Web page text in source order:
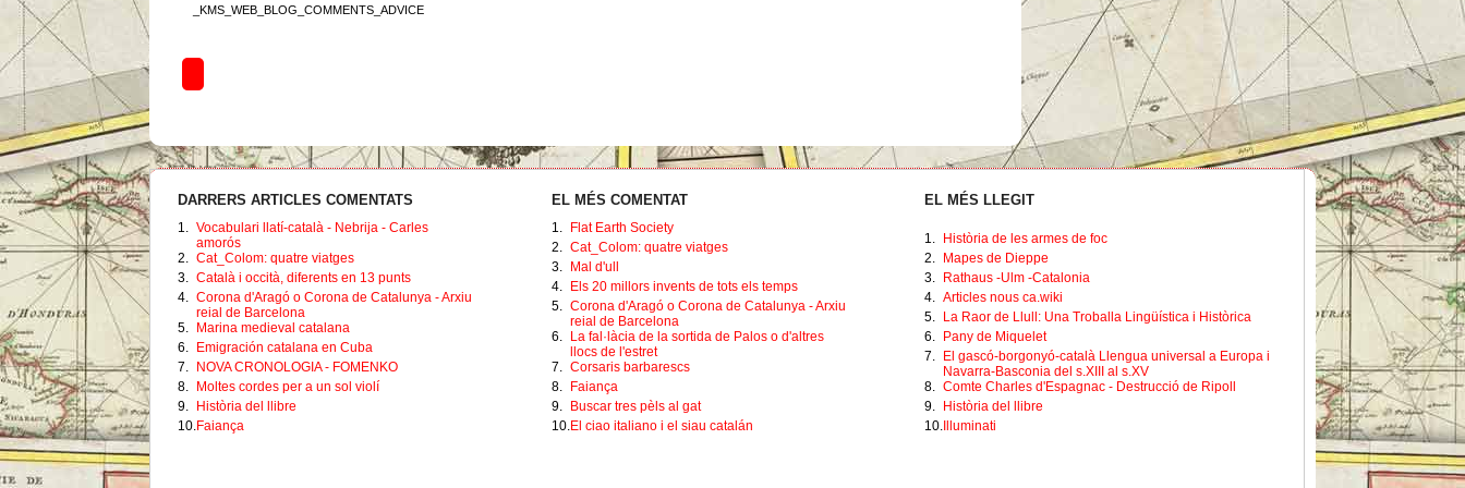
_KMS_WEB_BLOG_COMMENTS_ADVICE
DARRERS ARTICLES COMENTATS
1. Vocabulari llatí-català - Nebrija - Carles
amorós
2. Cat_Colom: quatre viatges
3. Català i occità, diferents en 13 punts
4. Corona d'Aragó o Corona de Catalunya - Arxiu
reial de Barcelona
5.
Marina medieval catalana
6.
Emigración catalana en Cuba
7.
NOVA CRONOLOGIA - FOMENKO
8.
Moltes cordes per a un sol violí
9.
Història del llibre
10.Faiança
EL MÉS COMENTAT
1.
Flat Earth Society
2. Cat_Colom: quatre viatges
3.
Mal d'ull
4.
Els 20 millors invents de tots els temps
5. Corona d'Aragó o Corona de Catalunya - Arxiu
reial de Barcelona
6.
La fal·làcia de la sortida de Palos o d'altres
llocs de l'estret
7. Corsaris barbarescs
8.
Faiança
9.
Buscar tres pèls al gat
10.El ciao italiano i el siau catalán
EL MÉS LLEGIT
1.
Història de les armes de foc
2.
Mapes de Dieppe
3.
Rathaus -Ulm -Catalonia
4. Articles nous ca.wiki
5.
La Raor de Llull: Una Troballa Lingüística i Històrica
6.
Pany de Miquelet
7.
El gascó-borgonyó-català Llengua universal a Europa i
Navarra-Basconia del s.XIII al s.XV
8. Comte Charles d'Espagnac - Destrucció de Ripoll
9.
Història del llibre
10. Illuminati